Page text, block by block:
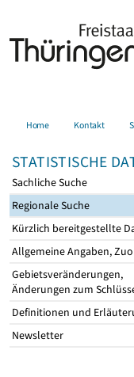
Home Kontakt
STATISTISCHE
Sachliche Suche
Regionale Suche
Kürzlich bereitgestellte
Allgemeine Angaben,
Gebietsveränderungen,
Änderungen zum
Definitionen und
Newsletter